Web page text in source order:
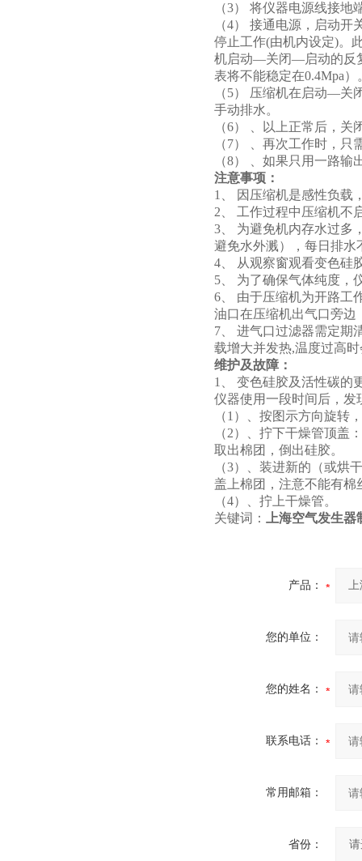
（3） 将仪器电源线接
（4） 接通电源，启动
停止工作(由机内设定)。
机启动—关闭—启动的反
表将不能稳定在0.4Mpa）
（5） 压缩机在启动—关
手动排水。
（6） 、以上正常后，
（7） 、再次工作时，
（8） 、如果只用一路
注意事项：
1、 因压缩机是感性负载
2、 工作过程中压缩机不
3、 为避免机内存水过多
避免水外溅），每日排水
4、 从观察窗观看变色硅
5、 为了确保气体纯度，
6、 由于压缩机为开路工
油口在压缩机出气口旁边
7、 进气口过滤器需定期
载增大并发热,温度过高
维护及故障：
1、 变色硅胶及活性碳的
仪器使用一段时间后，发
（1）、按图示方向旋转
（2）、拧下干燥管顶盖：
取出棉团，倒出硅胶。
（3）、装进新的（或烘
盖上棉团，注意不能有棉
（4）、拧上干燥管。
关键词：
上海空气发生
产品：
您的单位：
您的姓名：
联系电话：
常用邮箱：
省份：